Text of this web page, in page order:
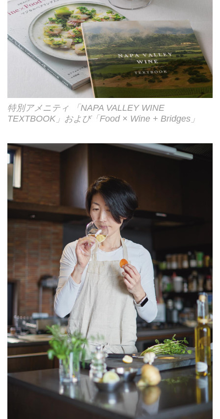
特別アメニティ 「NAPA VALLEY WINE
TEXTBOOK」および「Food × Wine + Bridges」